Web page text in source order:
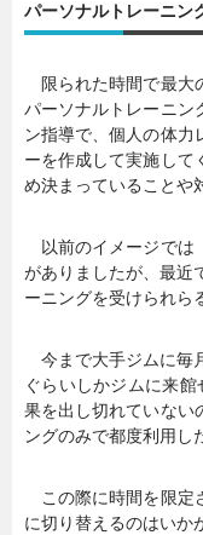
パーソナルトレーニン
限られた時間で最大
パーソナルトレーニン
ン指導で、個人の体力
ーを作成して実施して
め決まっていることや
以前のイメージでは
がありましたが、最近
ーニングを受けられら
今まで大手ジムに毎
ぐらいしかジムに来
果を出し切れていない
ングのみで都度利用し
この際に時間を限定
に切り替えるのはいか